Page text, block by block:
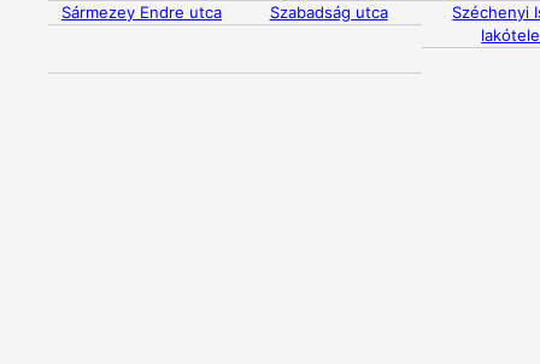
Sármezey Endre utca
Szabadság utca
Széchenyi